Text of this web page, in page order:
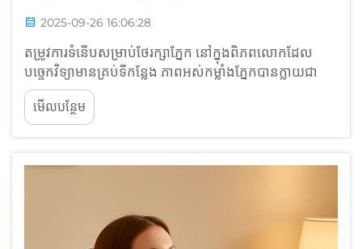
2025-09-26 16:06:28
តម្រូវការទំនើបសម្រាប់ថែរក្សាភ្នែក នៅក្នុងពិភពលោកដែល
បច្ចេកវិទ្យាមានគ្រប់ទីកន្លែង ភាពអស់កម្លាំងភ្នែកបានក្លាយជា
បញ្ហាធម្មតាសម្រាប់មនុស្សរាប់លាននាក់។ ការអង្គុយមើលអេ
ក្រង់អស់ម៉ោងៗ កត្តាបរិស្ថាន និងដំណើរការចាស់ទ្រុឌទ្រោម
ដោយធម្មជាតិ អាចធ្វើឱ្យភ្នែកយើងមានអារម្មណ៍អស់កម្លាំង ស្ងួត
មើលបន្ថែម